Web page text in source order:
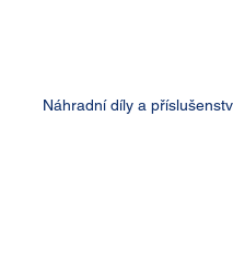
Náhradní díly a